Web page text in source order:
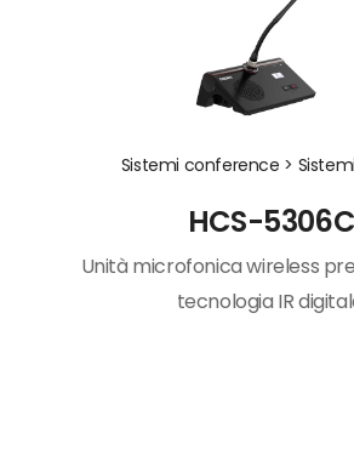
Sistemi conference >
HCS-5306C
Unità microfonica wireless
tecnologia IR